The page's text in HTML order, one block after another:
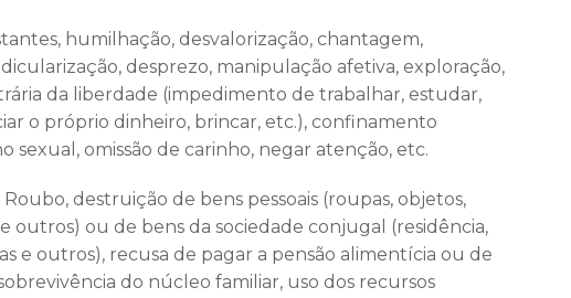
humilhação, desvalorização, chantagem,
desprezo, manipulação afetiva, exploração,
da liberdade (impedimento de trabalhar, estudar,
o próprio dinheiro, brincar, etc.), confinamento
sexual, omissão de carinho, negar atenção, etc.
destruição de bens pessoais (roupas, objetos,
outros) ou de bens da sociedade conjugal (residência,
e outros), recusa de pagar a pensão alimentícia ou de
do núcleo familiar, uso dos recursos